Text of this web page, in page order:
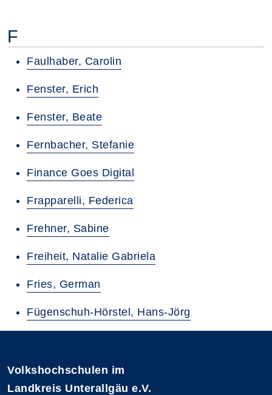
F
Faulhaber, Carolin
Fenster, Erich
Fenster, Beate
Fernbacher, Stefanie
Finance Goes Digital
Frapparelli, Federica
Frehner, Sabine
Freiheit, Natalie Gabriela
Fries, German
Fügenschuh-Hörstel, Hans-Jörg
Volkshochschulen im
Landkreis Unterallgäu e.V.